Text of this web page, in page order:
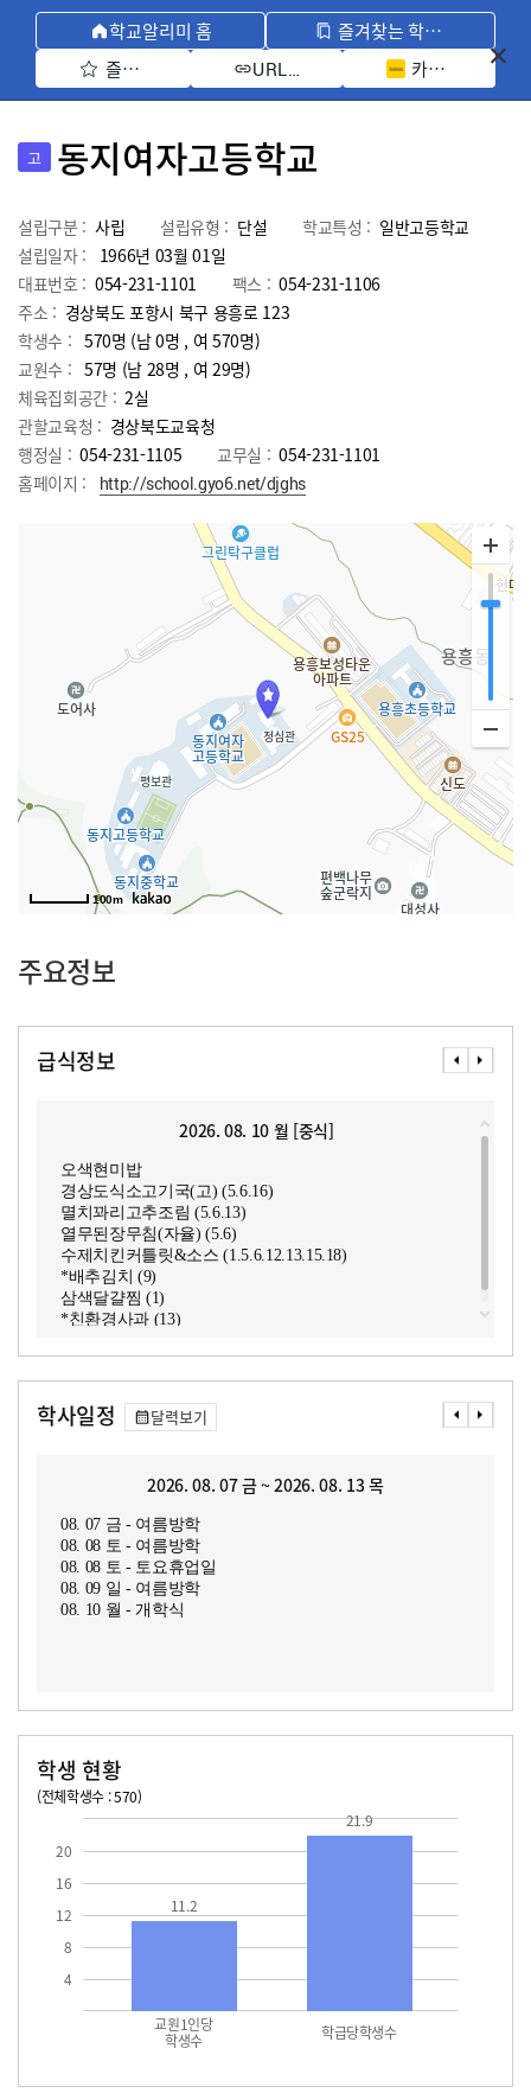
학교알리미 홈
즐겨찾는 학교 모아보기
즐겨찾기 선택
URL 복사 카카오톡 공유
고 동지여자고등학교
설립구분 : 사립 설립유형 : 단설 학교특성 : 일반고등학교
설립일자 :
1966년 03월 01일
대표번호 : 054-231-1101 팩스 : 054-231-1106
주소 : 경상북도 포항시 북구 용흥로 123
학생수 : 570명 (남 0명 , 여 570명)
교원수 : 57명 (남 28명 , 여 29명)
체육집회공간 : 2실
관할교육청 : 경상북도교육청
행정실 : 054-231-1105 교무실 : 054-231-1101
홈페이지 :
http://school.gyo6.net/djghs
100m
주요정보
급식정보
2026. 08. 10 월 [중식]
오색현미밥
경상도식소고기국(고) (5.6.16)
멸치꽈리고추조림 (5.6.13)
열무된장무침(자율) (5.6)
수제치킨커틀릿&소스 (1.5.6.12.13.15.18)
*배추김치 (9)
삼색달걀찜 (1)
*친환경사과 (13)
학사일정 달력보기
2026. 08. 07 금 ~ 2026. 08. 13 목
08. 07 금 - 여름방학
08. 08 토 - 여름방학
08. 08 토 - 토요휴업일
08. 09 일 - 여름방학
08. 10 월 - 개학식
학생 현황
(전체학생수 : 570)
4
8
12
16
20
교원1인당
학생수 학급당학생수
11.2
21.9